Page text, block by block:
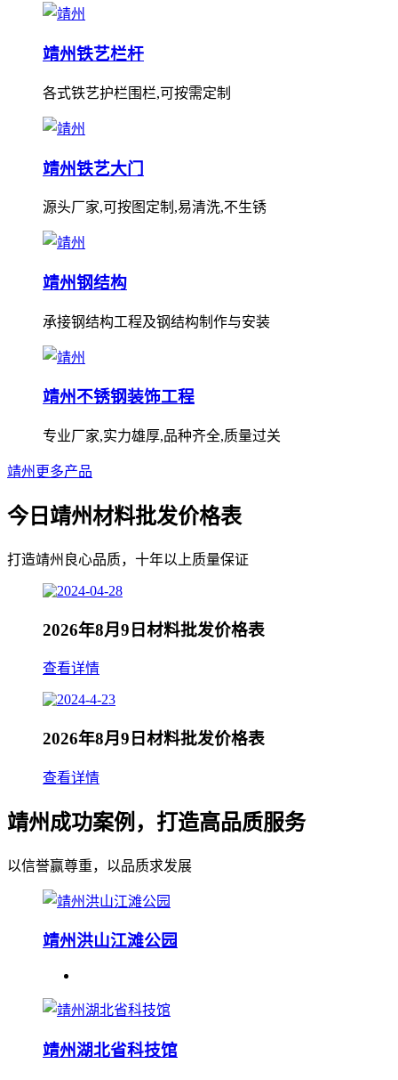
靖州铁艺栏杆
各式铁艺护栏围栏,可按需定制
靖州铁艺大门
源头厂家,可按图定制,易清洗,不生锈
靖州钢结构
承接钢结构工程及钢结构制作与安装
靖州不锈钢装饰工程
专业厂家,实力雄厚,品种齐全,质量过关
靖州更多产品
今日靖州材料批发价格表
打造靖州良心品质，十年以上质量保证
2026年8月9日材料批发价格表
查看详情
2026年8月9日材料批发价格表
查看详情
靖州成功案例，打造高品质服务
以信誉赢尊重，以品质求发展
靖州洪山江滩公园
靖州湖北省科技馆